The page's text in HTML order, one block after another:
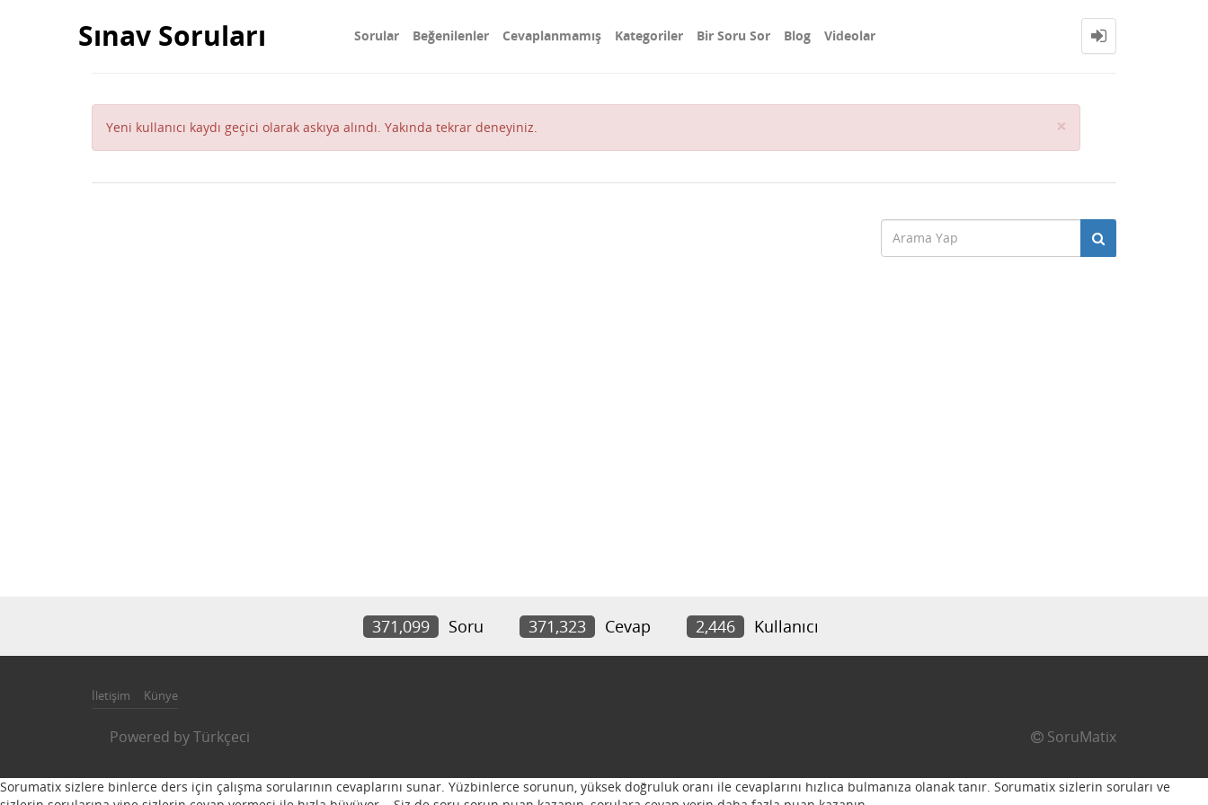
Sınav Soruları Sorular Beğenilenler Cevaplanmamış Kategoriler Bir Soru Sor Blog Videolar
Yeni kullanıcı kaydı geçici olarak askıya alındı. Yakında tekrar deneyiniz. ×
371,099 Soru 371,323 Cevap 2,446 Kullanıcı
İletişim Künye
Powered byTürkçeci SoruMatix
Sorumatix sizlere binlerce ders için çalışma sorularının cevaplarını sunar. Yüzbinlerce sorunun, yüksek doğruluk oranı ile cevaplarını hızlıca bulmanıza olanak tanır. Sorumatix sizlerin soruları ve